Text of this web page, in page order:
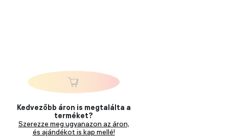
Kedvezőbb áron is megtalálta a
terméket?
Szerezze meg ugyanazon az áron,
és ajándékot is kap mellé!